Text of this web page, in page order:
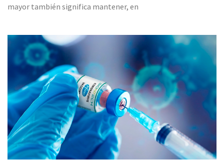
mayor también significa mantener, en